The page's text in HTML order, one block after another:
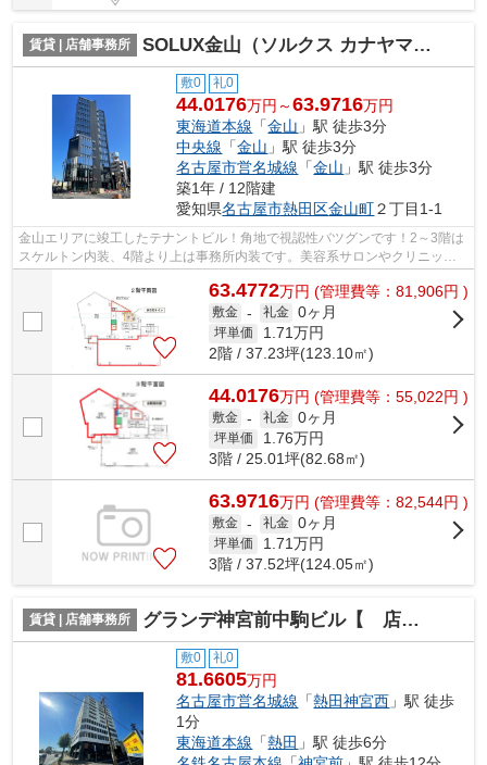
賃貸 | 店舗事務所 SOLUX金山（ソルクス カナヤマ）【 サロン系おすすめ 】
敷0 礼0
44.0176万円～63.9716万円
東海道本線 「金山 」駅 徒歩3分
中央線 「金山 」駅 徒歩3分
名古屋市営名城線 「金山 」駅 徒歩3分
築1年 / 12階建
愛知県名古屋市熱田区金山町２丁目1-1
金山エリアに竣工したテナントビル！角地で視認性バツグンです！2～3階は
スケルトン内装、4階より上は事務所内装です。美容系サロンやクリニック
63.4772万円 (管理費等：81,906円 )
敷金 - 礼金 0ヶ月
坪単価 1.71万円
2階 / 37.23坪(123.10㎡)
44.0176万円 (管理費等：55,022円 )
敷金 - 礼金 0ヶ月
坪単価 1.76万円
3階 / 25.01坪(82.68㎡)
63.9716万円 (管理費等：82,544円 )
敷金 - 礼金 0ヶ月
坪単価 1.71万円
3階 / 37.52坪(124.05㎡)
賃貸 | 店舗事務所 グランデ神宮前中駒ビル【 店舗系おすすめ 】
敷0 礼0
81.6605万円
名古屋市営名城線 「熱田神宮西 」駅 徒歩
1分
東海道本線 「熱田 」駅 徒歩6分